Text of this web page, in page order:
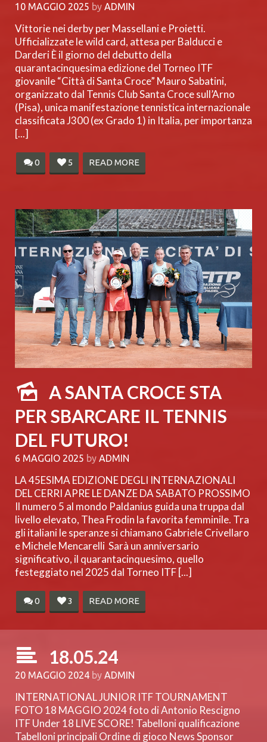
10 MAGGIO 2025 by ADMIN
Vittorie nei derby per Massellani e Proietti.
Ufficializzate le wild card, attesa per Balducci e
Darderi È il giorno del debutto della
quarantacinquesima edizione del Torneo ITF
giovanile “Città di Santa Croce” Mauro Sabatini,
organizzato dal Tennis Club Santa Croce sull’Arno
(Pisa), unica manifestazione tennistica internazionale
classificata J300 (ex Grado 1) in Italia, per importanza
[...]
0 5 READ MORE
A SANTA CROCE STA
PER SBARCARE IL TENNIS
DEL FUTURO!
6 MAGGIO 2025 by ADMIN
LA 45ESIMA EDIZIONE DEGLI INTERNAZIONALI
DEL CERRI APRE LE DANZE DA SABATO PROSSIMO
Il numero 5 al mondo Paldanius guida una truppa dal
livello elevato, Thea Frodin la favorita femminile. Tra
gli italiani le speranze si chiamano Gabriele Crivellaro
e Michele Mencarelli Sarà un anniversario
significativo, il quarantacinquesimo, quello
festeggiato nel 2025 dal Torneo ITF [...]
0 3 READ MORE
18.05.24
20 MAGGIO 2024 by ADMIN
INTERNATIONAL JUNIOR ITF TOURNAMENT
FOTO 18 MAGGIO 2024 foto di Antonio Rescigno
ITF Under 18 LIVE SCORE! Tabelloni qualificazione
Tabelloni principali Ordine di gioco News Sponsor